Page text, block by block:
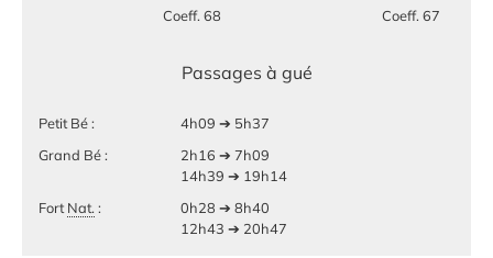
Coeff. 68
Coeff. 67
Passages à gué
Petit Bé :
4h09 ➔ 5h37
Grand Bé :
2h16 ➔ 7h09
14h39 ➔ 19h14
Fort Nat. :
0h28 ➔ 8h40
12h43 ➔ 20h47